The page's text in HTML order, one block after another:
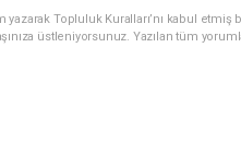
yazarak Topluluk Kuralları’nı kabul
üstleniyorsunuz. Yazılan tüm